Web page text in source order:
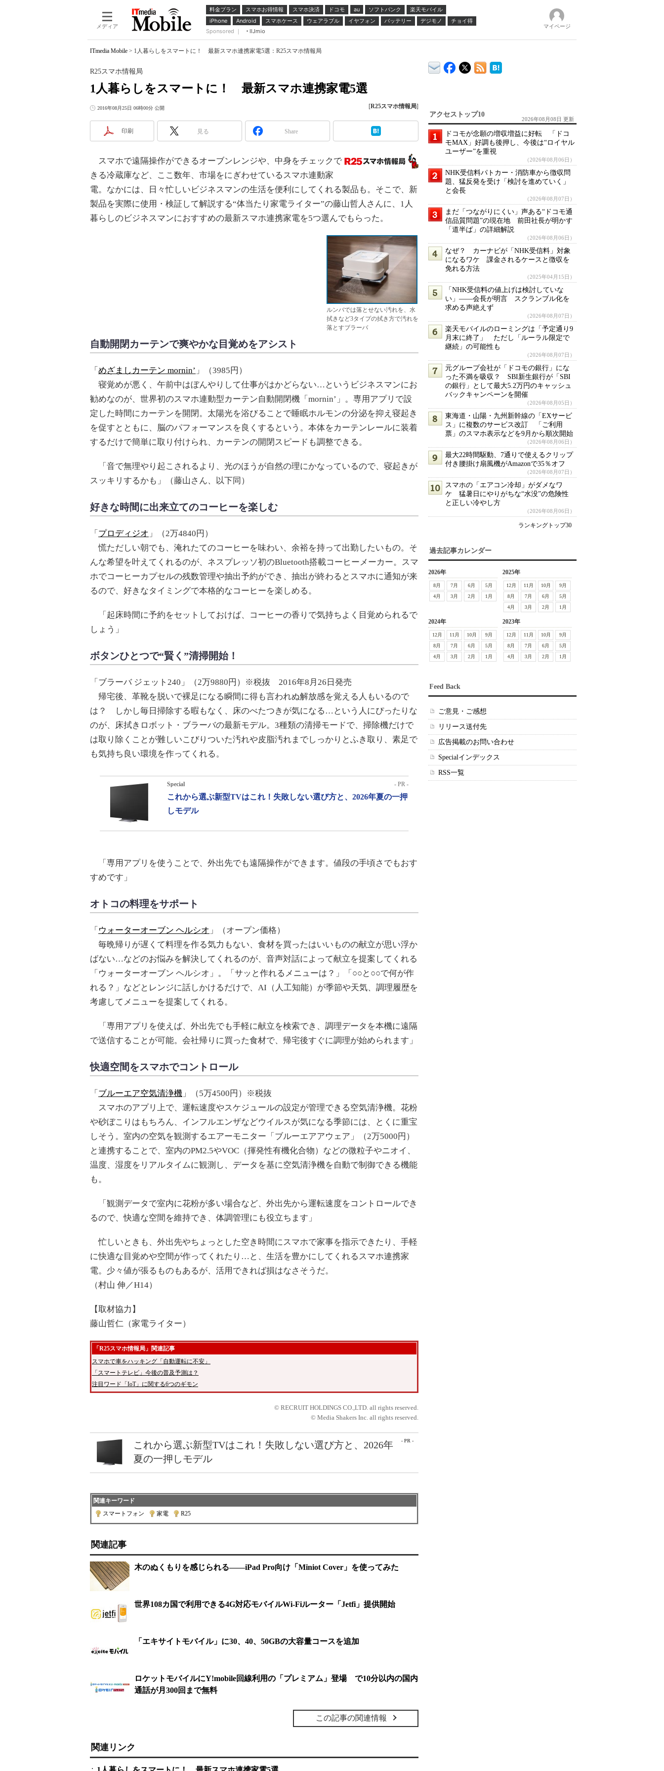
メディア
料金プラン スマホお得情報 スマホ決済 ドコモ au ソフトバンク
楽天モバイル
iPhone
Android スマホケース ウェアラブル イヤフォン バッテリー デジモノ
チョイ得
Sponsored ｜
IIJmio
マイページ
ITmedia Mobile > 1人暮らしをスマートに！ 最新スマホ連携家電5選：R25スマホ情報局
1人暮らしをスマートに！ 最新スマホ連携家電5選
R25スマホ情報局
2016年08月25日 06時00分 公開 [R25スマホ情報局]
印刷 見る Share
スマホで遠隔操作ができるオーブンレンジや、中身をチェックで
きる冷蔵庫など、ここ数年、市場をにぎわせているスマホ連動家
電。なかには、日々忙しいビジネスマンの生活を便利にしてくれる製品も。そこで、新
製品を実際に使用・検証して解説する“体当たり家電ライター”の藤山哲人さんに、1人
暮らしのビジネスマンにおすすめの最新スマホ連携家電を5つ選んでもらった。
ルンバでは落とせない汚れを、水
拭きなど3タイプの拭き方で汚れを
落とすブラーバ
自動開閉カーテンで爽やかな目覚めをアシスト
「 めざましカーテン mornin’ 」（3985円）
寝覚めが悪く、午前中はぼんやりして仕事がはかどらない…というビジネスマンにお
勧めなのが、世界初のスマホ連動型カーテン自動開閉機「mornin’」。専用アプリで設
定した時間にカーテンを開閉。太陽光を浴びることで睡眠ホルモンの分泌を抑え寝起き
を促すとともに、脳のパフォーマンスを良くするという。本体をカーテンレールに装着
するだけで簡単に取り付けられ、カーテンの開閉スピードも調整できる。
「音で無理やり起こされるより、光のほうが自然の理にかなっているので、寝起きが
スッキリするかも」（藤山さん、以下同）
好きな時間に出来立てのコーヒーを楽しむ
「 プロディジオ 」（2万4840円）
慌ただしい朝でも、淹れたてのコーヒーを味わい、余裕を持って出勤したいもの。そ
んな希望を叶えてくれるのが、ネスプレッソ初のBluetooth搭載コーヒーメーカー。スマ
ホでコーヒーカプセルの残数管理や抽出予約ができ、抽出が終わるとスマホに通知が来
るので、好きなタイミングで本格的なコーヒーを楽しめる。
「起床時間に予約をセットしておけば、コーヒーの香りで気持ちよく目覚められるで
しょう」
ボタンひとつで“賢く”清掃開始！
「ブラーバ ジェット240」（2万9880円）※税抜 2016年8月26日発売
帰宅後、革靴を脱いで裸足になる瞬間に得も言われぬ解放感を覚える人もいるので
は？ しかし毎日掃除する暇もなく、床のべたつきが気になる…という人にぴったりな
のが、床拭きロボット・ブラーバの最新モデル。3種類の清掃モードで、掃除機だけで
は取り除くことが難しいこびりついた汚れや皮脂汚れまでしっかりとふき取り、素足で
も気持ち良い環境を作ってくれる。
Special - PR -
これから選ぶ新型TVはこれ！失敗しない選び方と、2026年夏の一押
しモデル
「専用アプリを使うことで、外出先でも遠隔操作ができます。値段の手頃さでもおす
すめです」
オトコの料理をサポート
「 ウォーターオーブン ヘルシオ 」（オープン価格）
毎晩帰りが遅くて料理を作る気力もない、食材を買ったはいいものの献立が思い浮か
ばない…などのお悩みを解決してくれるのが、音声対話によって献立を提案してくれる
「ウォーターオーブン ヘルシオ」。「サッと作れるメニューは？」「○○と○○で何が作
れる？」などとレンジに話しかけるだけで、AI（人工知能）が季節や天気、調理履歴を
考慮してメニューを提案してくれる。
「専用アプリを使えば、外出先でも手軽に献立を検索でき、調理データを本機に遠隔
で送信することが可能。会社帰りに買った食材で、帰宅後すぐに調理が始められます」
快適空間をスマホでコントロール
「 ブルーエア空気清浄機 」（5万4500円）※税抜
スマホのアプリ上で、運転速度やスケジュールの設定が管理できる空気清浄機。花粉
や砂ぼこりはもちろん、インフルエンザなどウイルスが気になる季節には、とくに重宝
しそう。室内の空気を観測するエアーモニター「ブルーエアアウェア」（2万5000円）
と連携することで、室内のPM2.5やVOC（揮発性有機化合物）などの微粒子やニオイ、
温度、湿度をリアルタイムに観測し、データを基に空気清浄機を自動で制御できる機能
も。
「観測データで室内に花粉が多い場合など、外出先から運転速度をコントロールでき
るので、快適な空間を維持でき、体調管理にも役立ちます」
忙しいときも、外出先やちょっとした空き時間にスマホで家事を指示できたり、手軽
に快適な目覚めや空間が作ってくれたり…と、生活を豊かにしてくれるスマホ連携家
電。少々値が張るものもあるが、活用できれば損はなさそうだ。
（村山 伸／H14）
【取材協力】
藤山哲仁（家電ライター）
「R25スマホ情報局」関連記事
スマホで車をハッキング「自動運転に不安」
「スマートテレビ」今後の普及予測は？
注目ワード「IoT」に関する6つのギモン
© RECRUIT HOLDINGS CO.,LTD. all rights reserved.
© Media Shakers Inc. all rights reserved.
- PR -
これから選ぶ新型TVはこれ！失敗しない選び方と、2026年
夏の一押しモデル
関連キーワード
スマートフォン
家電 R25
関連記事
木のぬくもりを感じられる――iPad Pro向け「Miniot Cover」を使ってみた
世界108カ国で利用できる4G対応モバイルWi-Fiルーター「Jetfi」提供開始
「エキサイトモバイル」に30、40、50GBの大容量コースを追加
ロケットモバイルにY!mobile回線利用の「プレミアム」登場 で10分以内の国内
通話が月300回まで無料
この記事の関連情報
関連リンク
アクセストップ10
2026年08月08日 更新
ドコモが念願の増収増益に好転 「ドコ
モMAX」好調も後押し、今後は“ロイヤル
ユーザー”を重視
（2026年08月06日）
NHK受信料パトカー・消防車から徴収問
題、猛反発を受け「検討を進めていく」
と会長
（2026年08月07日）
まだ「つながりにくい」声ある“ドコモ通
信品質問題”の現在地 前田社長が明かす
「道半ば」の詳細解説
（2026年08月06日）
なぜ？ カーナビが「NHK受信料」対象
になるワケ 課金されるケースと徴収を
免れる方法
（2025年04月15日）
「NHK受信料の値上げは検討していな
い」――会長が明言 スクランブル化を
求める声絶えず
（2026年08月07日）
楽天モバイルのローミングは「予定通り9
月末に終了」 ただし「ルーラル限定で
継続」の可能性も
（2026年08月07日）
元グループ会社が「ドコモの銀行」にな
った不満を吸収？ SBI新生銀行が「SBI
の銀行」として最大5.2万円のキャッシュ
バックキャンペーンを開催
（2026年08月05日）
東海道・山陽・九州新幹線の「EXサービ
ス」に複数のサービス改訂 「ご利用
票」のスマホ表示などを9月から順次開始
（2026年08月06日）
最大22時間駆動、7通りで使えるクリップ
付き腰掛け扇風機がAmazonで35％オフ
（2026年08月07日）
スマホの「エアコン冷却」がダメなワ
ケ 猛暑日にやりがちな“水没”の危険性
と正しい冷やし方
（2026年08月06日）
ランキングトップ30
過去記事カレンダー
2026年
8月 7月 6月
5月
4月
3月 2月 1月
2025年
12月 11月 10月
9月
8月
7月 6月
5月
4月
3月 2月 1月
2024年
12月 11月 10月
9月
8月
7月 6月
5月
4月
3月 2月 1月
2023年
12月 11月 10月
9月
8月
7月 6月
5月
4月
3月 2月 1月
Feed Back
ご意見・ご感想
リリース送付先
広告掲載のお問い合わせ
Specialインデックス
RSS一覧